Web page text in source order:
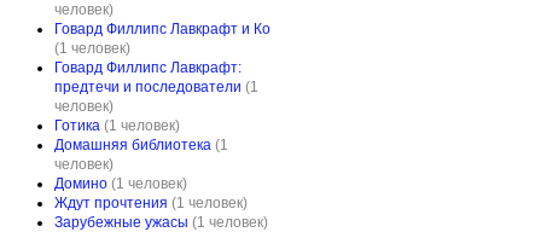
человек)
Говард Филлипс Лавкрафт и Ко
(1 человек)
Говард Филлипс Лавкрафт:
предтечи и последователи (1
человек)
Готика (1 человек)
Домашняя библиотека (1
человек)
Домино (1 человек)
Ждут прочтения (1 человек)
Зарубежные ужасы (1 человек)